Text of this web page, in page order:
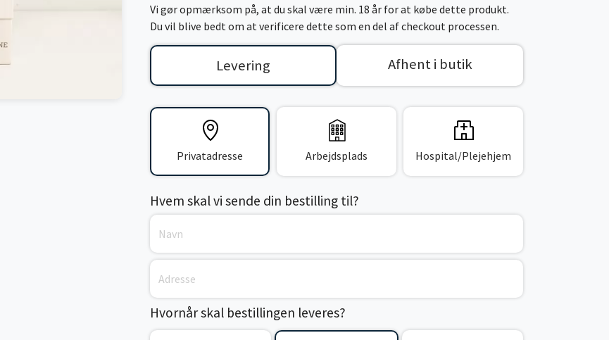
Vi gør opmærksom på, at du skal være min. 18 år for at købe dette produkt.
Du vil blive bedt om at verificere dette som en del af checkout processen.
Levering Afhent i butik
Privatadresse Arbejdsplads Hospital/Plejehjem
Hvem skal vi sende din bestilling til?
Hvornår skal bestillingen leveres?